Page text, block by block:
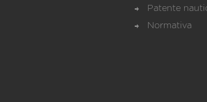
Patente
Normativa